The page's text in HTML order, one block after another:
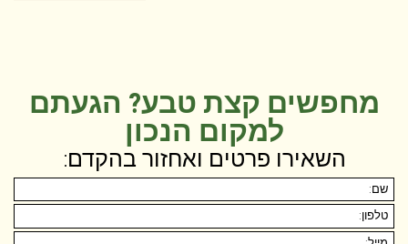
מחפשים קצת טבע? הגעתם
למקום הנכון
השאירו פרטים ואחזור בהקדם: